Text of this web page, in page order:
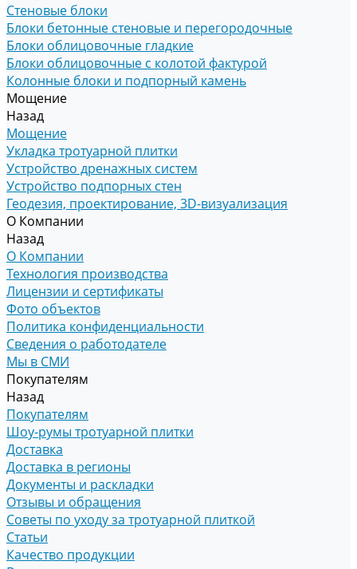
Стеновые блоки
Блоки бетонные стеновые и перегородочные
Блоки облицовочные гладкие
Блоки облицовочные с колотой фактурой
Колонные блоки и подпорный камень
Мощение
Назад
Мощение
Укладка тротуарной плитки
Устройство дренажных систем
Устройство подпорных стен
Геодезия, проектирование, 3D-визуализация
О Компании
Назад
О Компании
Технология производства
Лицензии и сертификаты
Фото объектов
Политика конфиденциальности
Сведения о работодателе
Мы в СМИ
Покупателям
Назад
Покупателям
Шоу-румы тротуарной плитки
Доставка
Доставка в регионы
Документы и раскладки
Отзывы и обращения
Советы по уходу за тротуарной плиткой
Статьи
Качество продукции